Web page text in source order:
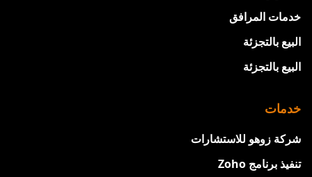
خدمات المرافق
البيع بالتجزئة
البيع بالتجزئة
خدمات
شركة زوهو للاستشارات
تنفيذ برنامج Zoho